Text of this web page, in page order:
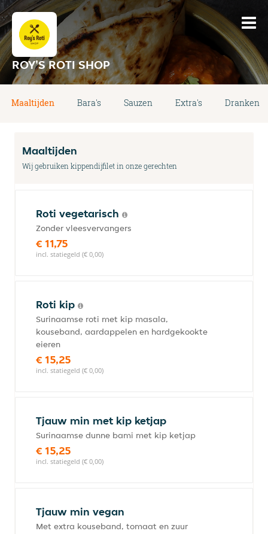
ROY'S ROTI SHOP
Maaltijden Bara's Sauzen Extra's Dranken
Maaltijden
Wij gebruiken kippendijfilet in onze gerechten
Roti vegetarisch
Zonder vleesvervangers
€ 11,75
incl. statiegeld (€ 0,00)
Roti kip
Surinaamse roti met kip masala,
kouseband, aardappelen en hardgekookte
eieren
€ 15,25
incl. statiegeld (€ 0,00)
Tjauw min met kip ketjap
Surinaamse dunne bami met kip ketjap
€ 15,25
incl. statiegeld (€ 0,00)
Tjauw min vegan
Met extra kouseband, tomaat en zuur